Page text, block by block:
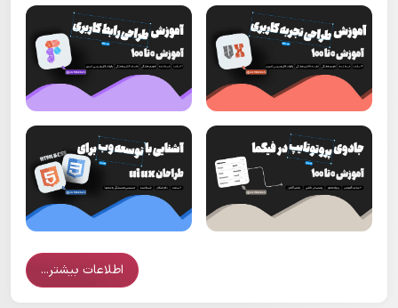
اطلاعات بیشتر...